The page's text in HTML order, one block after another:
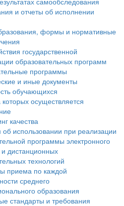
и отчеты об исполнении
формы и нормативные
государственной
образовательных программ
программы
и иные документы
обучающихся
осуществляется
качества
использовании при реализации
программы электронного
дистанционных
технологий
приема по каждой
среднего
образования
стандарты и требования